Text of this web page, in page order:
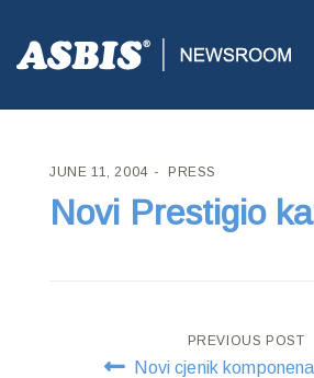
ASBIS CROATIA >PRESS> NOVI
JUNE 11, 2004 PRESS
Novi Prestigio
Post
PREVIOUS POST
Novi cjenik